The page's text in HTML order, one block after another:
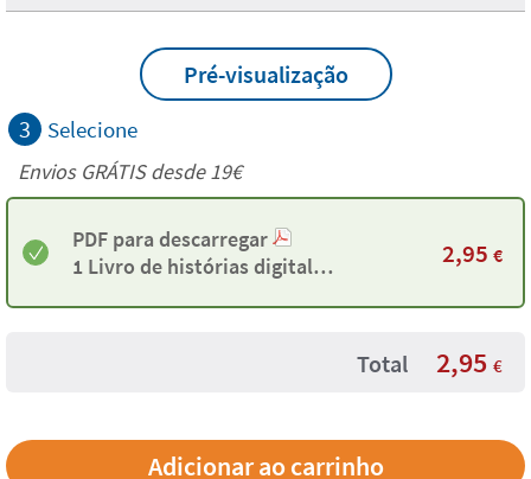
Criar Twinie
Pré-visualização
3
Selecione
Envios GRÁTIS desde 19€
PDF para descarregar
1 Livro de histórias digital
2,95 €
Total 2,95 €